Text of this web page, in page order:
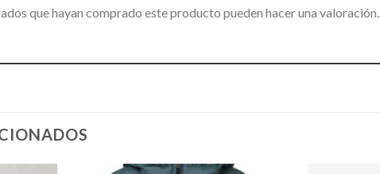
que hayan comprado este producto pueden hacer una valoración.